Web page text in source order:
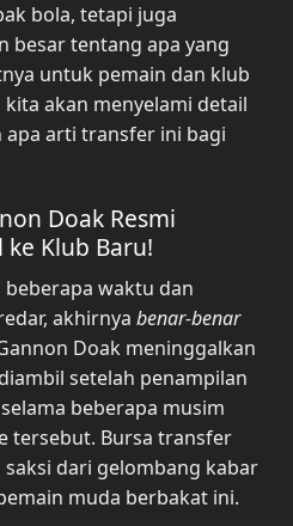
bola, tetapi juga
besar tentang apa yang
untuk pemain dan klub
akan menyelami detail
arti transfer ini bagi
Doak Resmi
Klub Baru!
beberapa waktu dan
akhirnya benar-benar
Doak meninggalkan
setelah penampilan
beberapa musim
tersebut. Bursa transfer
dari gelombang kabar
muda berbakat ini.